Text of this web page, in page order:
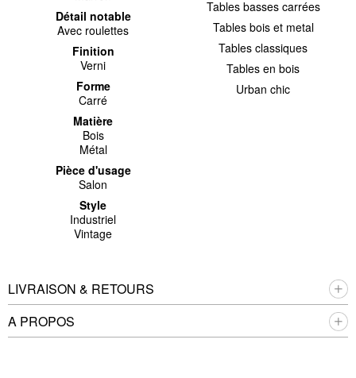
Détail notable
Avec roulettes
Finition
Verni
Forme
Carré
Matière
Bois
Métal
Pièce d'usage
Salon
Style
Industriel
Vintage
Tables basses carrées
Tables bois et metal
Tables classiques
Tables en bois
Urban chic
LIVRAISON & RETOURS
A PROPOS